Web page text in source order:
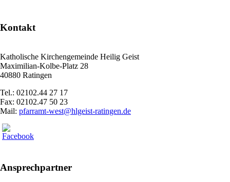
Kontakt
Katholische Kirchengemeinde Heilig Geist
Maximilian-Kolbe-Platz 28
40880 Ratingen
Tel.: 02102.44 27 17
Fax: 02102.47 50 23
Mail: pfarramt-west@hlgeist-ratingen.de
Ansprechpartner